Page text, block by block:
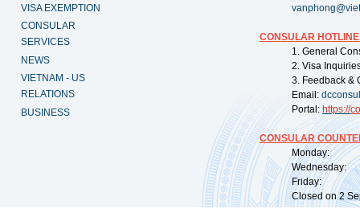
VISA EXEMPTION
CONSULAR
SERVICES
NEWS
VIETNAM - US
RELATIONS
BUSINESS
CONSULAR
1. General
2. Visa
3. Feedback &
Email:
Portal: https://
CONSULAR
Monday:
Wednesday:
Friday:
Closed on 2